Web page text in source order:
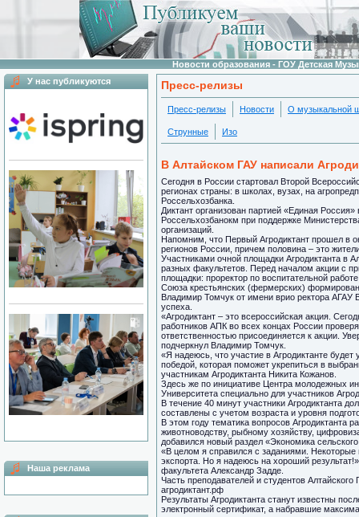
Новости образования - ГОУ Детская
У нас публикуются
Наша реклама
Пресс-релизы
Пресс-релизы Новости О музыкальной
Струнные Изо
В Алтайском ГАУ написали
Сегодня в России стартовал Второй
регионах страны: в школах, вузах, на
Россельхозбанка.
Диктант организован партией «Единая
Россельхозбанокм при поддержке
организаций.
Напомним, что Первый Агродиктант прошел в
регионов России, причем половина – это
Участниками очной площадки Агродиктанта в
разных факультетов. Перед началом акции с
площадки: проректор по воспитательной
Союза крестьянских (фермерских)
Владимир Томчук от имени врио ректора АГАУ
успеха.
«Агродиктант – это всероссийская акция.
работников АПК во всех концах России
ответственностью присоединяется к акции.
подчеркнул Владимир Томчук.
«Я надеюсь, что участие в Агродиктанте
победой, которая поможет укрепиться в
участникам Агродиктанта Никита Кожанов.
Здесь же по инициативе Центра молодежных
Университета специально для участников
В течение 40 минут участники Агродиктанта
составлены с учетом возраста и уровня
В этом году тематика вопросов Агродиктанта
животноводству, рыбному хозяйству,
добавился новый раздел «Экономика
«В целом я справился с заданиями.
экспорта. Но я надеюсь на хороший
факультета Александр Задде.
Часть преподавателей и студентов
агродиктант.рф
Результаты Агродиктанта станут известны
электронный сертификат, а набравшие